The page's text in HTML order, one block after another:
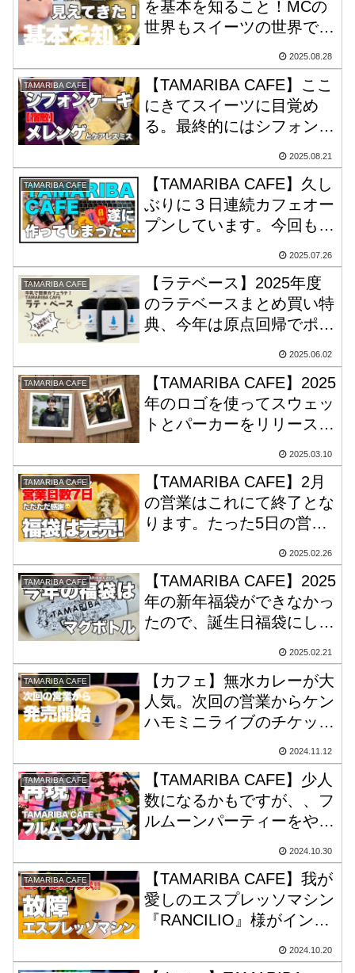
を基本を知ること！MCの
世界もスイーツの世界でも
深さを感じています。
2025.08.28
TAMARIBA CAFE
【TAMARIBA CAFE】ここ
にきてスイーツに目覚め
る。最終的にはシフォンケ
2025.08.21
TAMARIBA CAFE
【TAMARIBA CAFE】久し
ぶりに３日連続カフェオー
プンしています。今回もチ
した。反則技もあり。
2025.07.26
TAMARIBA CAFE
【ラテベース】2025年度
のラテベースまとめ買い特
典、今年は原点回帰でポス
2025.06.02
TAMARIBA CAFE
【TAMARIBA CAFE】2025
年のロゴを使ってスウェッ
トとパーカーをリリース☆
ハッピーです♪
2025.03.10
TAMARIBA CAFE
【TAMARIBA CAFE】2月
の営業はこれにて終了とな
ります。たった5日の営業
す。あと福袋は完売しまし
た♪
2025.02.26
TAMARIBA CAFE
【TAMARIBA CAFE】2025
年の新年福袋ができなかっ
たので、誕生日福袋にしま
ねん♪
2025.02.21
TAMARIBA CAFE
【カフェ】無水カレーが大
人気。次回の営業からケン
ハモミニライブのチケット
2024.11.12
TAMARIBA CAFE
【TAMARIBA CAFE】少人
数になるかもですが、、フ
ルムーンパーティーをやる
加者おるかな…
2024.10.30
TAMARIBA CAFE
【TAMARIBA CAFE】我が
愛しのエスプレッソマシン
『RANCILIO』様がインジ
ました。前向きに考えれば
2024.10.20